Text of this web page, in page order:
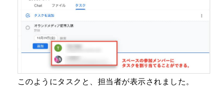
このようにタスクと、担当者が表示されました。